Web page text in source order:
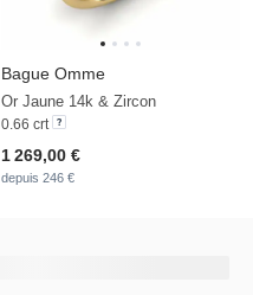
Bague Omme
Or Jaune 14k & Zircon
0.66 crt
1 269,00 €
depuis 246 €